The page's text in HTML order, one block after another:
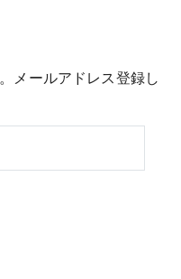
メールアドレス登録し